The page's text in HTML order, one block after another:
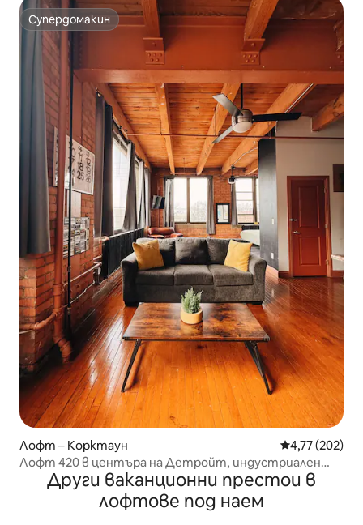
Супердомакин
Супердомакин
Лофт – Корктаун Средна
4,77 (202)
Лофт 420 в центъра на Детройт, индустриален
район, безплатен паркинг
Други ваканционни престои в
лофтове под наем